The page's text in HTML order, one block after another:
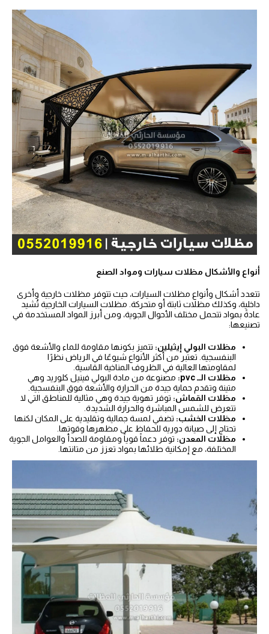
أنواع والأشكال مظلات سيارات ومواد الصنع
تتعدد أشكال وأنواع مظلات السيارات، حيث تتوفر مظلات خارجية وأخرى
داخلية، وكذلك مظلات ثابتة أو متحركة. مظلات السيارات الخارجية تُشيد
عادةً بمواد تتحمل مختلف الأحوال الجوية، ومن أبرز المواد المستخدمة في
تصنيعها:
مظلات البولي إيثيلين: تتميز بكونها مقاومة للماء والأشعة فوق
البنفسجية. تعتبر من أكثر الأنواع شيوعًا في الرياض نظرًا
لمقاومتها العالية في الظروف المناخية القاسية.
مظلات الــ pvc:
مصنوعة من مادة البولي فينيل كلوريد وهي
متينة وتقدم حماية جيدة من الحرارة والأشعة فوق البنفسجية.
مظلات القماش: توفر تهوية جيدة وهي مثالية للمناطق التي لا
تتعرض للشمس المباشرة والحرارة الشديدة.
مظلات الخشب: تضفي لمسة جمالية وتقليدية على المكان لكنها
تحتاج إلى صيانة دورية للحفاظ على مظهرها وقوتها.
مظلات المعدن: توفر دعماً قوياً ومقاومة للصدأ والعوامل الجوية
المختلفة، مع إمكانية طلائها بمواد تعزز من متانتها.